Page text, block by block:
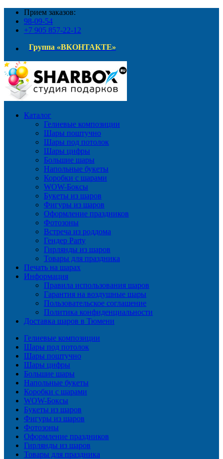
Прием заказов:
98-09-54
+7 905 857-22-12
Группа «ВКОНТАКТЕ»
Каталог
Гелиевые композиции
Шары поштучно
Шары под потолок
Шары цифры
Большие шары
Напольные букеты
Коробки с шарами
WOW-Боксы
Букеты из шаров
Фигуры из шаров
Оформление праздников
Фотозоны
Встреча из роддома
Гендер Party
Гирлянды из шаров
Товары для праздника
Печать на шарах
Информация
Правила использования шаров
Гарантия на воздушные шары
Пользовательское соглашение
Политика конфиденциальности
Доставка шаров в Тюмени
Гелиевые композиции
Шары под потолок
Шары поштучно
Шары цифры
Большие шары
Напольные букеты
Коробки с шарами
WOW-Боксы
Букеты из шаров
Фигуры из шаров
Фотозоны
Оформление праздников
Гирлянды из шаров
Товары для праздника